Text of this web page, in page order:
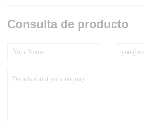
Consulta de producto